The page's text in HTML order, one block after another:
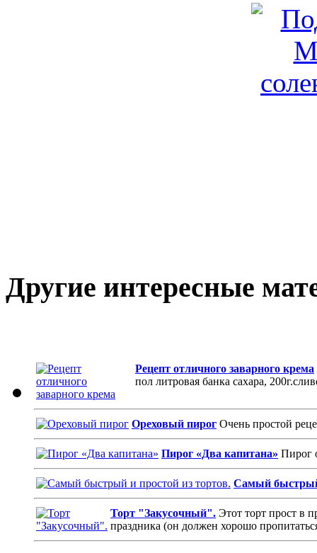
Другие интересные
Рецепт отличного заварного крема
пол литровая банка сахара,
Ореховый пирог Очень простой
Пирог «Два капитана» Пирог
Самый быстрый
Торт "Закусочный". Этот торт прост в
праздника (он должен хорошо